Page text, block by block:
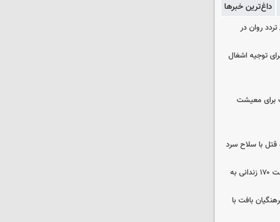
داغ‌ترین خبرها
روان در
توجیه اشغال
برای معیشت
با سلاح سرد
صلح در سه پرونده قتل و بازگشت ۱۷۰ زندانی به
بافت با